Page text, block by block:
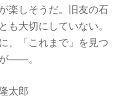
楽しそうだ。旧友の石
も大切にしていない。
、「これまで」を見つ
――。
太郎